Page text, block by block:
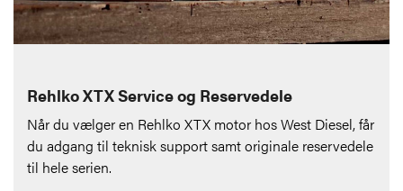
Rehlko XTX Service og Reservedele
Når du vælger en Rehlko XTX motor hos West Diesel, får
du adgang til teknisk support samt originale reservedele
til hele serien.